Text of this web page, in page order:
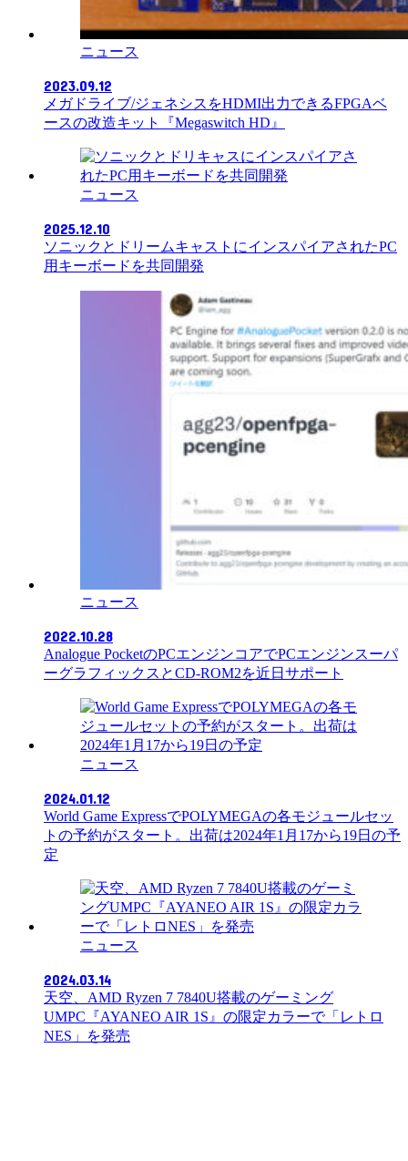
ニュース
2023.09.12
メガドライブ/ジェネシスをHDMI出力できるFPGAベ
ースの改造キット『Megaswitch HD』
ニュース
2025.12.10
ソニックとドリームキャストにインスパイアされたPC
用キーボードを共同開発
ニュース
2022.10.28
Analogue PocketのPCエンジンコアでPCエンジンスーパ
ーグラフィックスとCD-ROM2を近日サポート
ニュース
2024.01.12
World Game ExpressでPOLYMEGAの各モジュールセッ
トの予約がスタート。出荷は2024年1月17から19日の予
定
ニュース
2024.03.14
天空、AMD Ryzen 7 7840U搭載のゲーミング
UMPC『AYANEO AIR 1S』の限定カラーで「レトロ
NES」を発売